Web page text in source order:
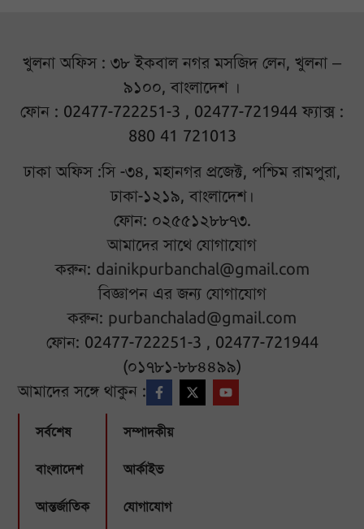
খুলনা অফিস : ৩৮ ইকবাল নগর মসজিদ লেন, খুলনা –
৯১০০, বাংলাদেশ ।
ফোন : 02477-722251-3 , 02477-721944 ফ্যাক্স :
880 41 721013
ঢাকা অফিস :সি -৩৪, মহানগর প্রজেক্ট, পশ্চিম রামপুরা,
ঢাকা-১২১৯, বাংলাদেশ।
ফোন: ০২৫৫১২৮৮৭৩.
আমাদের সাথে যোগাযোগ
করুন: dainikpurbanchal@gmail.com
বিজ্ঞাপন এর জন্য যোগাযোগ
করুন: purbanchalad@gmail.com
ফোন: 02477-722251-3 , 02477-721944
(০১৭৮১-৮৮৪৪৯৯)
আমাদের সঙ্গে থাকুন :
সর্বশেষ
বাংলাদেশ
আন্তর্জাতিক
সম্পাদকীয়
আর্কাইভ
যোগাযোগ